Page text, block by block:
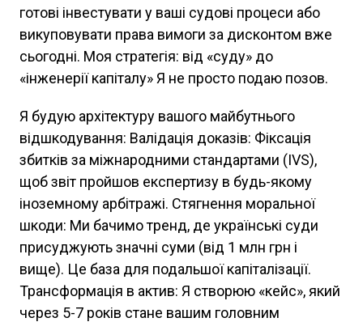
готові інвестувати у ваші судові процеси або
викуповувати права вимоги за дисконтом вже
сьогодні. Моя стратегія: від «суду» до
«інженерії капіталу» Я не просто подаю позов.
Я будую архітектуру вашого майбутнього
відшкодування: Валідація доказів: Фіксація
збитків за міжнародними стандартами (IVS),
щоб звіт пройшов експертизу в будь-якому
іноземному арбітражі. Стягнення моральної
шкоди: Ми бачимо тренд, де українські суди
присуджують значні суми (від 1 млн грн і
вище). Це база для подальшої капіталізації.
Трансформація в актив: Я створюю «кейс», який
через 5-7 років стане вашим головним